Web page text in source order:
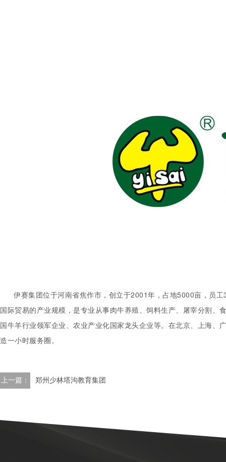
伊赛集团位于河南省焦作市，创立于2001年，占地5000亩，员工
国际贸易的产业规模，是专业从事肉牛养殖、饲料生产、屠宰分割
国牛羊行业领军企业、农业产业化国家龙头企业等。在北京、上海
造一小时服务圈。
上一篇： 郑州少林塔沟教育集团